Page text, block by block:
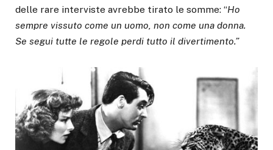
delle rare interviste avrebbe tirato le somme: “Ho
sempre vissuto come un uomo, non come una donna.
Se segui tutte le regole perdi tutto il divertimento.”